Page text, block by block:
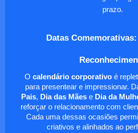
prazo.
Datas
O calendário corporativo é
para presentear e impressionar.
Pais, Dia das Mãese Dia da
reforçar o relacionamento com
Cada uma dessas ocasiões
criativos e alinhados ao